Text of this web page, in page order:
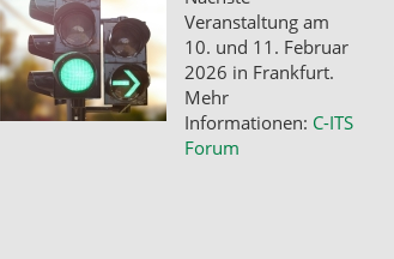
Veranstaltung am
10. und 11. Februar
2026 in Frankfurt.
Mehr
Informationen: C-ITS
Forum